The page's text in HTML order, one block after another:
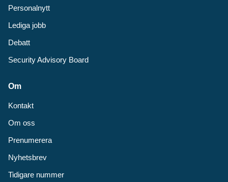
Personalnytt
Lediga jobb
Debatt
Security Advisory Board
Om
Kontakt
Om oss
Prenumerera
Nyhetsbrev
Tidigare nummer